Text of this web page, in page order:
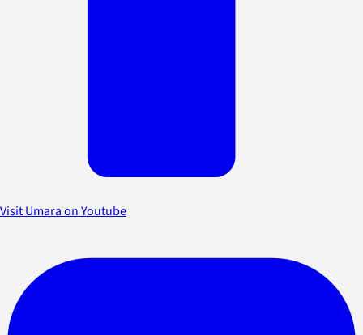
Visit Umara on Youtube